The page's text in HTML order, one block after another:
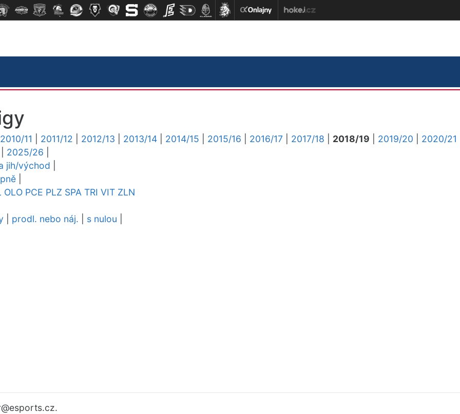
2010/11 2011/12 2012/13 2013/14 2014/15 2015/16 2016/17 2017/18 2018/19 2019/20
2020/21
2025/26
jih/východ
OLO PCE PLZ SPA TRI VIT ZLN
prodl. nebo náj. s nulou
@esports.cz.